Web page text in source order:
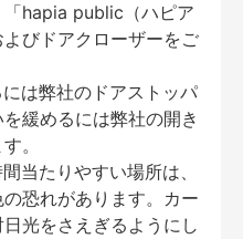
hapia public（ハピア
びドアクローザーをご
は弊社のドアストッパ
緩めるには弊社の開き
。
当たりやすい場所は、
恐れがあります。カー
光をさえぎるようにし